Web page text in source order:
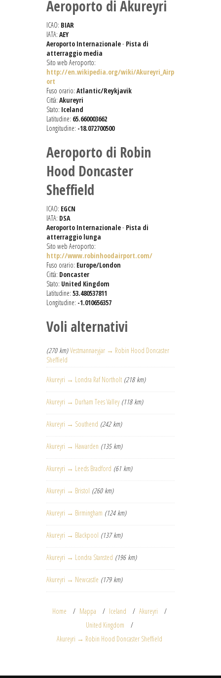
Aeroporto di Akureyri
ICAO: BIAR
IATA: AEY
Aeroporto Internazionale- Pista di
atterraggio media
Sito web Aeroporto:
http://en.wikipedia.org/wiki/Akureyri_Airp
ort
Fuso orario: Atlantic/Reykjavik
Città: Akureyri
Stato: Iceland
Latitudine: 65.660003662
Longitudine: -18.072700500
Aeroporto di Robin
Hood Doncaster
Sheffield
ICAO: EGCN
IATA: DSA
Aeroporto Internazionale- Pista di
atterraggio lunga
Sito web Aeroporto:
http://www.robinhoodairport.com/
Fuso orario: Europe/London
Città: Doncaster
Stato: United Kingdom
Latitudine: 53.480537811
Longitudine: -1.010656357
Voli alternativi
(270 km) Vestmannaeyjar → Robin Hood Doncaster
Sheffield
Akureyri → Londra Raf Northolt (218 km)
Akureyri → Durham Tees Valley (118 km)
Akureyri → Southend (242 km)
Akureyri → Hawarden (135 km)
Akureyri → Leeds Bradford (61 km)
Akureyri → Bristol (260 km)
Akureyri → Birmingham (124 km)
Akureyri → Blackpool (137 km)
Akureyri → Londra Stansted (196 km)
Akureyri → Newcastle (179 km)
Home Mappa Iceland
Akureyri
United Kingdom
Akureyri → Robin Hood Doncaster Sheffield